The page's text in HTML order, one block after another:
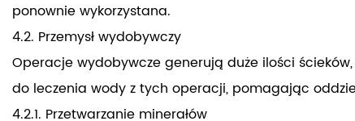
ponownie wykorzystana.
4.2. Przemysł wydobywczy
Operacje wydobywcze generują duże ilości
do leczenia wody z tych operacji, pomagając
4.2.1. Przetwarzanie minerałów